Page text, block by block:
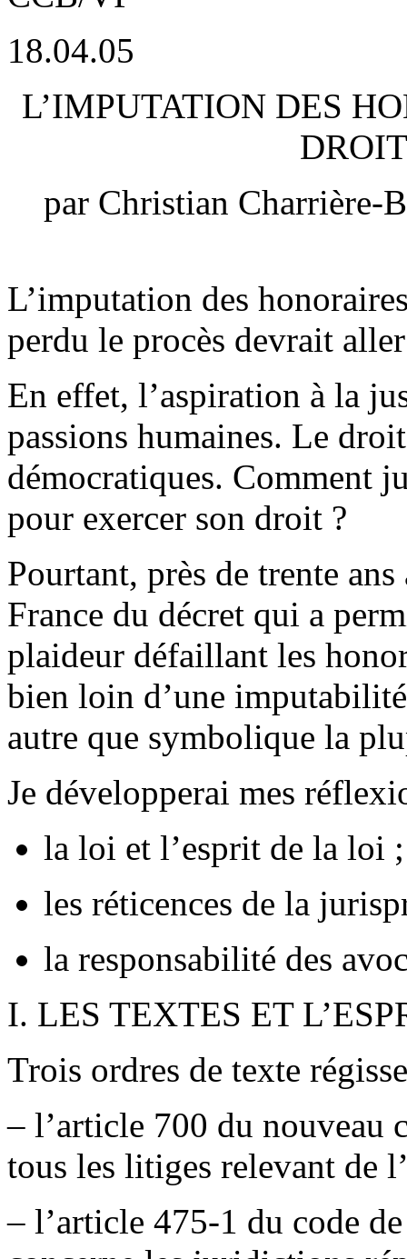
18.04.05
L’IMPUTATION DES
par Christian Charrière-
L’imputation des
perdu le procès devrait
En effet, l’aspiration à la
passions humaines. Le
démocratiques. Comment
pour exercer son droit ?
Pourtant, près de trente
France du décret qui a
plaideur défaillant les
bien loin d’une
autre que symbolique la
Je développerai mes
la loi et l’esprit de la loi ;
les réticences de la
la responsabilité des
I. LES TEXTES ET
Trois ordres de texte
– l’article 700 du nouveau
tous les litiges relevant de
– l’article 475-1 du code